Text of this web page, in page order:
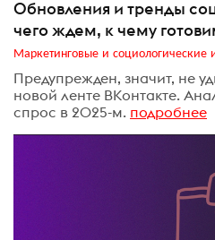
Обновления и тренды
чего ждем, к чему
Маркетинговые и социологические
Предупрежден, значит, не
новой ленте ВКонтакте.
спрос в 2025-м. подробнее